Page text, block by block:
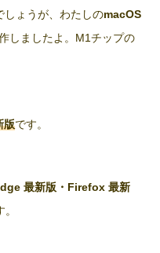
しょうが、わたしのmacOS
しましたよ。M1チップの
版です。
最新版・Firefox 最新